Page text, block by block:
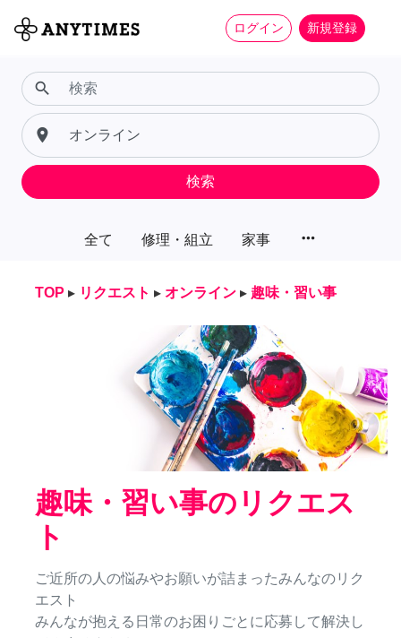
ログイン 新規登録
全て 修理・組立 家事 more_horiz
search
place
検索
TOP ▸ リクエスト ▸ オンライン ▸ 趣味・習い事
趣味・習い事のリクエス
ト
ご近所の人の悩みやお願いが詰まったみんなのリク
エスト
みんなが抱える日常のお困りごとに応募して解決し